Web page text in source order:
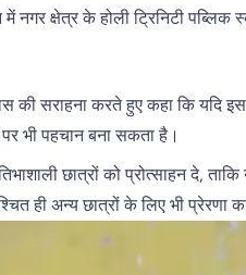
में नगर क्षेत्र के होली ट्रिनिटी
की सराहना करते हुए कहा कि यदि
भी पहचान बना सकता है।
छात्रों को प्रोत्साहन दे,
ही अन्य छात्रों के लिए भी प्रेरणा